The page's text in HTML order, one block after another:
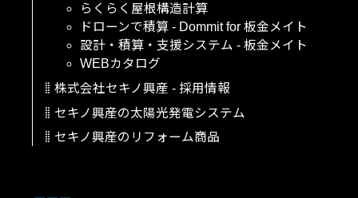
らくらく屋根構造計算
ドローンで積算 - Dommit for 板金メイト
設計・積算・支援システム - 板金メイト
WEBカタログ
株式会社セキノ興産 - 採用情報
セキノ興産の太陽光発電システム
セキノ興産のリフォーム商品